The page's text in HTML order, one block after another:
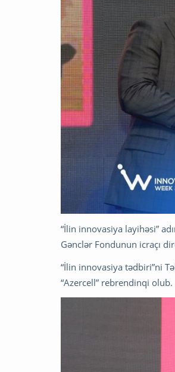
“İlin innovasiya layihəsi”
Gənclər Fondunun icraçı
“İlin innovasiya tədbiri”ni
“Azercell” rebrendinqi olub.